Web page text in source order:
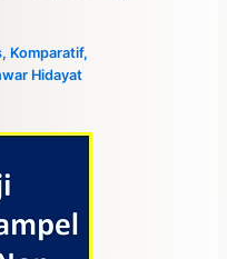
, Komparatif,
Hidayat